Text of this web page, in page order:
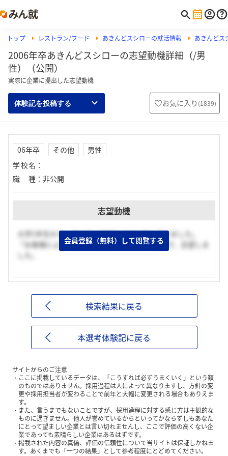
トップ レストラン/フード あきんどスシローの就活情報 あきんどス
2006年卒あきんどスシローの志望動機詳細（/男
性）（公開）
実際に企業に提出した志望動機
体験記を投稿する お気に入り (1839)
06年卒 その他
男性
学校名 ：
職種 ： 非公開
志望動機
大学1年生から、スシローでアルバイトをしていました。
「お客様によろこばれる仕事」をしたかったので、志望しま
会員登録（無料）して閲覧する
検索結果に戻る
本選考体験記に戻る
サイトからのご注意
ここに掲載しているデータは、「こうすれば必ずうまくいく」という類
のものではありません。採用過程は人によって異なりますし、方針の変
更や採用担当者が変わることで前年と大幅に変更される場合もありえま
す。
また、言うまでもないことですが、採用過程に対する感じ方は主観的な
ものに過ぎません。他人が誉めているからといってかならずしもあなた
にとって望ましい企業とは言い切れませんし、ここで評価の高くない企
業であっても素晴らしい企業はあるはずです。
掲載された内容の真偽、評価の信頼性について当サイトは保証しかねま
す。あくまでも「一つの結果」として参考程度にとどめてください。